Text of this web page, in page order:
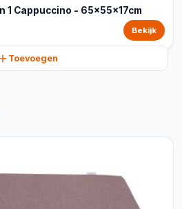
1 Cappuccino - 65x55x17cm
Bekijk
Toevoegen